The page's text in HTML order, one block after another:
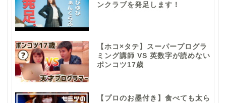
ンクラブを発足します！
【ホコ×タテ】スーパープログラ
ミング講師 VS 英数字が読めない
ポンコツ17歳
【プロのお墨付き】食べても太ら